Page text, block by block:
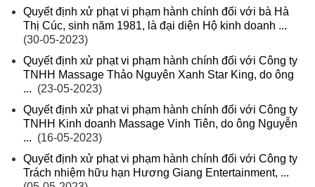
Quyết định xử phạt vi phạm hành chính đối với bà Hà
Thị Cúc, sinh năm 1981, là đại diện Hộ kinh doanh ...
(30-05-2023)
Quyết định xử phạt vi phạm hành chính đối với Công ty
TNHH Massage Thảo Nguyên Xanh Star King, do ông
... (23-05-2023)
Quyết định xử phạt vi phạm hành chính đối với Công ty
TNHH Kinh doanh Massage Vinh Tiên, do ông Nguyễn
... (16-05-2023)
Quyết định xử phạt vi phạm hành chính đối với Công ty
Trách nhiệm hữu hạn Hương Giang Entertainment, ...